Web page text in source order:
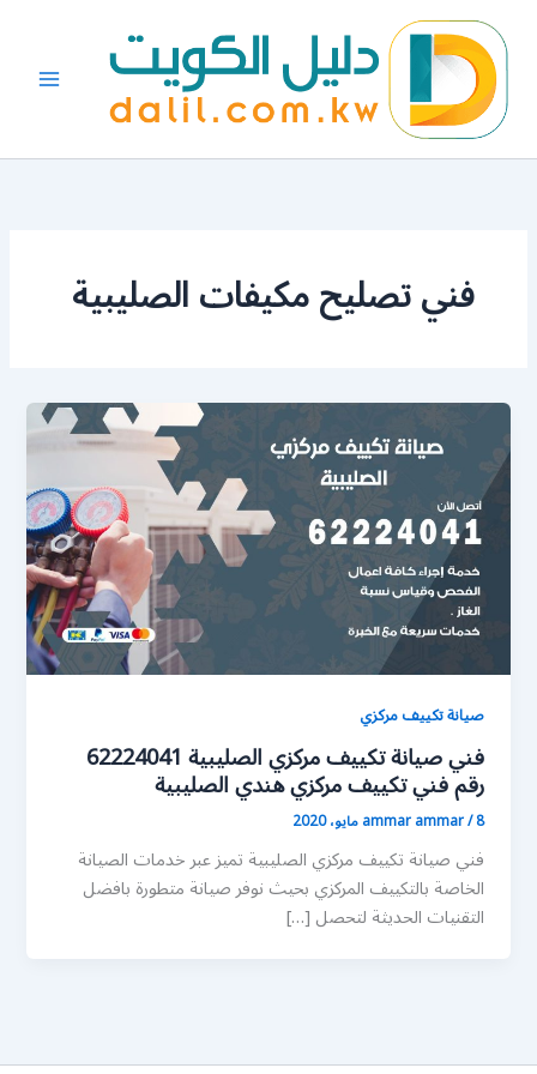
المحتوى
فني تصليح مكيفات الصليبية
صيانة تكييف مركزي
فني صيانة تكييف مركزي الصليبية 62224041
رقم فني تكييف مركزي هندي الصليبية
ammar ammar/8 مايو، 2020
فني صيانة تكييف مركزي الصليبية تميز عبر خدمات الصيانة
الخاصة بالتكييف المركزي بحيث نوفر صيانة متطورة بافضل
التقنيات الحديثة لتحصل […]